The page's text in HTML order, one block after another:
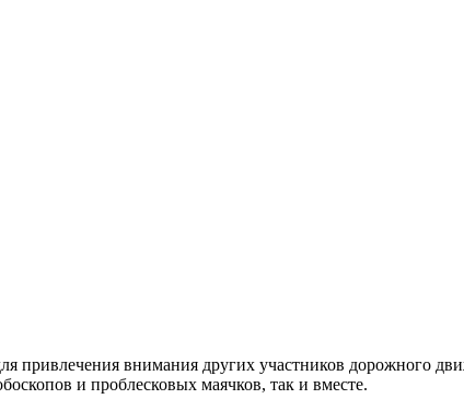
привлечения внимания других участников дорожного
и проблесковых маячков, так и вместе.